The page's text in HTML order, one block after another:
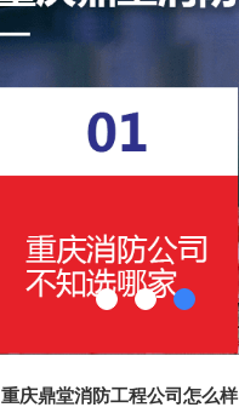
重庆鼎堂消防工程公司怎么样